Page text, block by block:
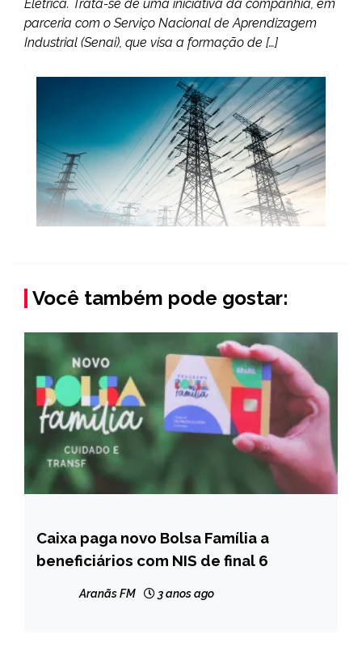
Elétrica. Trata-se de uma iniciativa da companhia, em
parceria com o Serviço Nacional de Aprendizagem
Industrial (Senai), que visa a formação de […]
Você também pode gostar:
BRASIL
NOTÍCIAS
Caixa paga novo Bolsa Família a
beneficiários com NIS de final 6
Aranãs FM 3 anos ago